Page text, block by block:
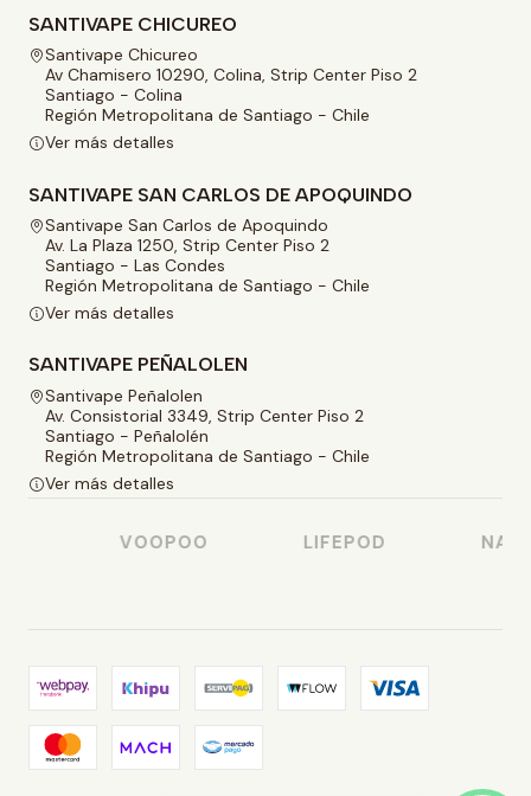
SANTIVAPE CHICUREO
Santivape Chicureo
Av Chamisero 10290, Colina, Strip Center Piso 2
Santiago - Colina
Región Metropolitana de Santiago - Chile
Ver más detalles
SANTIVAPE SAN CARLOS DE APOQUINDO
Santivape San Carlos de Apoquindo
Av. La Plaza 1250, Strip Center Piso 2
Santiago - Las Condes
Región Metropolitana de Santiago - Chile
Ver más detalles
SANTIVAPE PEÑALOLEN
Santivape Peñalolen
Av. Consistorial 3349, Strip Center Piso 2
Santiago - Peñalolén
Región Metropolitana de Santiago - Chile
Ver más detalles
VOOPOO LIFEPOD